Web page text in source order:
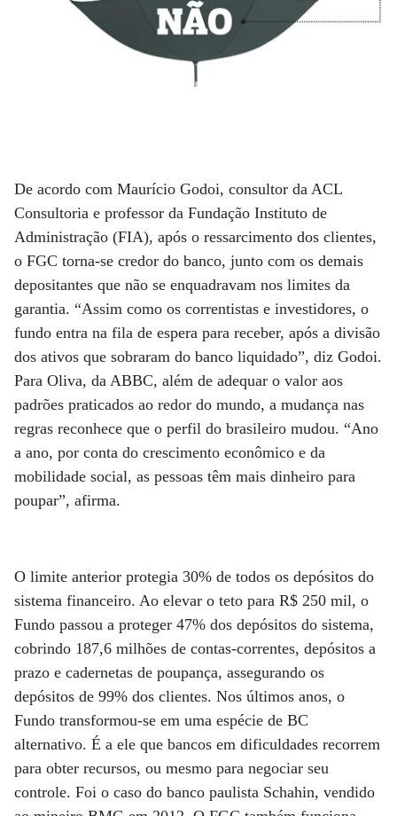
De acordo com Maurício Godoi, consultor da ACL
Consultoria e professor da Fundação Instituto de
Administração (FIA), após o ressarcimento dos clientes,
o FGC torna-se credor do banco, junto com os demais
depositantes que não se enquadravam nos limites da
garantia. “Assim como os correntistas e investidores, o
fundo entra na fila de espera para receber, após a divisão
dos ativos que sobraram do banco liquidado”, diz Godoi.
Para Oliva, da ABBC, além de adequar o valor aos
padrões praticados ao redor do mundo, a mudança nas
regras reconhece que o perfil do brasileiro mudou. “Ano
a ano, por conta do crescimento econômico e da
mobilidade social, as pessoas têm mais dinheiro para
poupar”, afirma.
O limite anterior protegia 30% de todos os depósitos do
sistema financeiro. Ao elevar o teto para R$ 250 mil, o
Fundo passou a proteger 47% dos depósitos do sistema,
cobrindo 187,6 milhões de contas-correntes, depósitos a
prazo e cadernetas de poupança, assegurando os
depósitos de 99% dos clientes. Nos últimos anos, o
Fundo transformou-se em uma espécie de BC
alternativo. É a ele que bancos em dificuldades recorrem
para obter recursos, ou mesmo para negociar seu
controle. Foi o caso do banco paulista Schahin, vendido